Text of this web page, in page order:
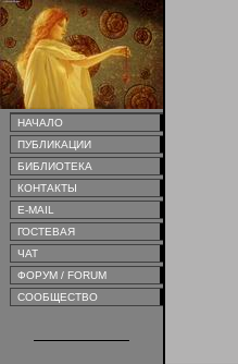
НАЧАЛО
ПУБЛИКАЦИИ
БИБЛИОТЕКА
КОНТАКТЫ
E-MAIL
ГОСТЕВАЯ
ЧАТ
ФОРУМ / FORUM
СООБЩЕСТВО